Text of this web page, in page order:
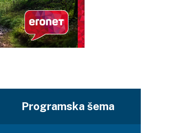
Programska šema